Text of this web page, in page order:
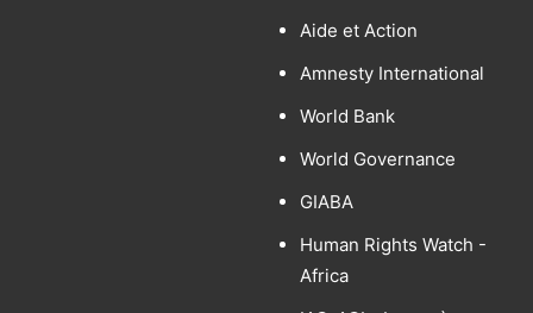
Aide et Action
Amnesty International
World Bank
World Governance
GIABA
Human Rights Watch -
Africa